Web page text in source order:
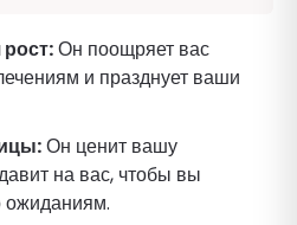
Он поощряет вас
и празднует ваши
Он ценит вашу
на вас, чтобы вы
ожиданиям.